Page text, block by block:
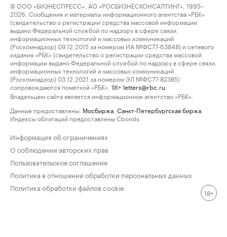
© ООО «БИЗНЕСПРЕСС», АО «РОСБИЗНЕСКОНСАЛТИНГ», 1995–
2026. Сообщения и материалы информационного агентства «РБК»
(свидетельство о регистрации средства массовой информации
выдано Федеральной службой по надзору в сфере связи,
информационных технологий и массовых коммуникаций
(Роскомнадзор) 09.12.2015 за номером ИА №ФС77-63848) и сетевого
издания «РБК» (свидетельство о регистрации средства массовой
информации выдано Федеральной службой по надзору в сфере связи,
информационных технологий и массовых коммуникаций
(Роскомнадзор) 03.12.2021 за номером ЭЛ №ФС77-82385)
сопровождаются пометкой «РБК».
18+ letters@rbc.ru
Владельцем сайта является информационное агентство «РБК».
Данные предоставлены: Мосбиржа Санкт-Петербургская биржа
Индексы облигаций предоставлены Cbonds.
Информация об ограничениях
О соблюдении авторских прав
Пользовательское соглашение
Политика в отношении обработки персональных данных
Политика обработки файлов cookie
18+